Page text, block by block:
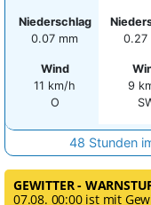
Niederschlag
0.07 mm
Wind
11 km/h
O
0.27
9
48 Stunden
GEWITTER -
07.08. 00:00 ist mit